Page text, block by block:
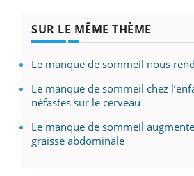
SUR LE MÊME THÈME
Le manque de sommeil nous
Le manque de sommeil chez
néfastes sur le cerveau
Le manque de sommeil
graisse abdominale